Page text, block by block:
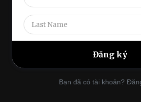
Bạn đã có tài khoản?